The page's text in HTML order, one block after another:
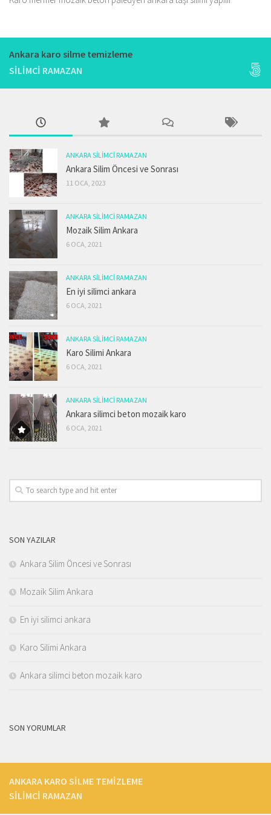
Ankara karo silme temizleme
SILIMCI RAMAZAN
ANKARA SILIMCI RAMAZAN
Ankara Silim Öncesi ve Sonrası
11 OCA, 2023
ANKARA SILIMCI RAMAZAN
Mozaik Silim Ankara
6 OCA, 2021
ANKARA SILIMCI RAMAZAN
En iyi silimci ankara
6 OCA, 2021
ANKARA SILIMCI RAMAZAN
Karo Silimi Ankara
6 OCA, 2021
ANKARA SILIMCI RAMAZAN
Ankara silimci beton mozaik karo
6 OCA, 2021
SON YAZILAR
Ankara Silim Öncesi ve Sonrası
Mozaik Silim Ankara
En iyi silimci ankara
Karo Silimi Ankara
Ankara silimci beton mozaik karo
SON YORUMLAR
ANKARA KARO SILME TEMIZLEME
SILIMCI RAMAZAN